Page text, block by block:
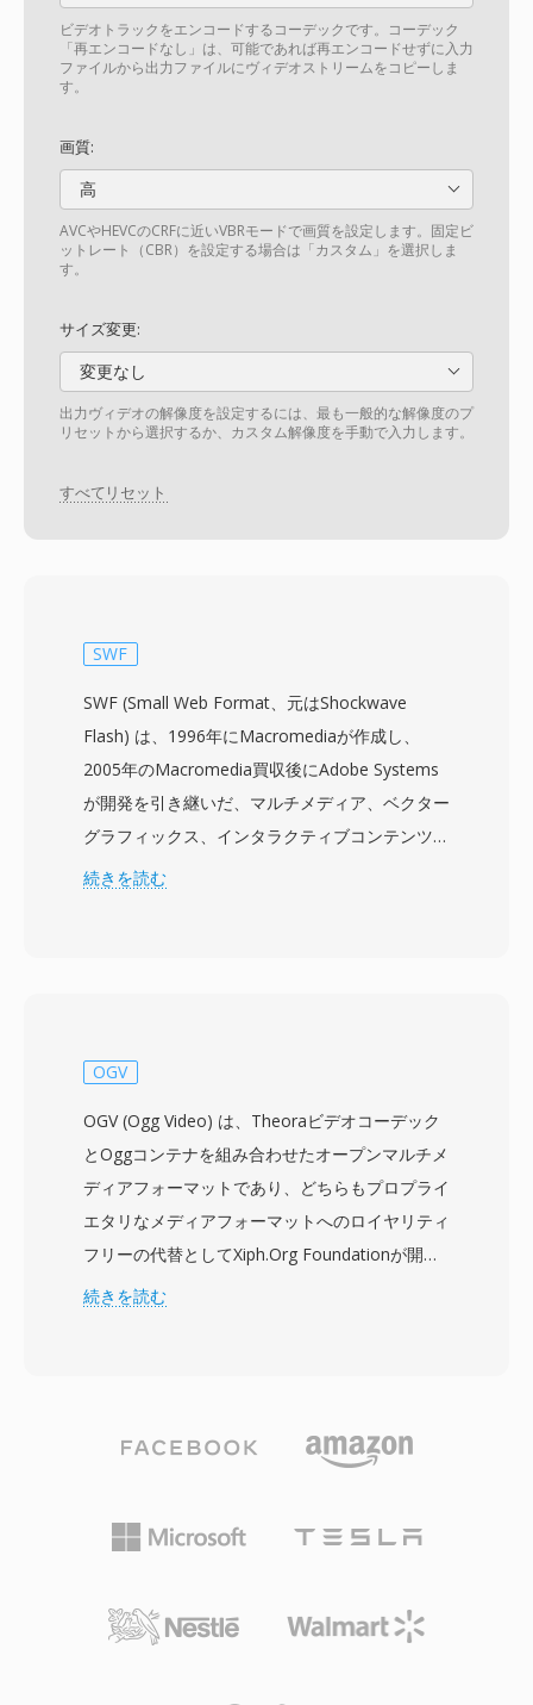
ビデオトラックをエンコードするコーデックです。コーデック
「再エンコードなし」は、可能であれば再エンコードせずに入力
ファイルから出力ファイルにヴィデオストリームをコピーしま
す。
画質:
高
AVCやHEVCのCRFに近いVBRモードで画質を設定します。固定ビ
ットレート（CBR）を設定する場合は「カスタム」を選択しま
す。
サイズ変更:
変更なし
出力ヴィデオの解像度を設定するには、最も一般的な解像度のプ
リセットから選択するか、カスタム解像度を手動で入力します。
すべてリセット
SWF
SWF (Small Web Format、元はShockwave
Flash) は、1996年にMacromediaが作成し、
2005年のMacromedia買収後にAdobe Systems
が開発を引き継いだ、マルチメディア、ベクター
グラフィックス、インタラクティブコンテンツ向
けのファイルフォーマットです。SWFファイル
イナリフォーマットにパッケージされています。
SWFはアニメーションWebサイト、バナー広
告、カジュアルゲーム、教育アプリケーション、
インタラクティブマルチメディア体験を含む膨大
なWebコンテンツエコシステムを支えていまし
た。ベクターベースのレンダリングエンジンによ
り、非常に小さなファイルサイズでスムーズなア
た。SWFはプログレッシブレンダリングをサポ
ートし、ファイル全体がダウンロードされる前に
Flash Playerは最盛期にインターネット接続され
トールされており、インタラクティブWebコン
テンツにおいて比類のないリーチをSWFに与え
続きを読む
OGV
OGV (Ogg Video) は、Theoraビデオコーデック
とOggコンテナを組み合わせたオープンマルチメ
ディアフォーマットであり、どちらもプロプライ
エタリなメディアフォーマットへのロイヤリティ
フリーの代替としてXiph.Org Foundationが開発
しました。Theora 1.0は2008年11月に安定版を
て映像を圧縮し、同様のビットレートでMPEG-4
テナはページベースの多重化方式を使用し、
Theora映像をVorbisまたはOpusオーディオとイ
ーンストリームや同期マルチメディア再生のため
続きを読む